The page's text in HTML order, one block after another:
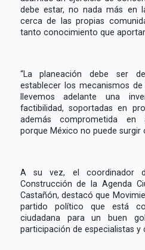
debe estar, no nada más en
cerca de las propias
tanto conocimiento que
“La planeación debe ser
establecer los mecanismos
llevemos adelante una
factibilidad, soportadas en
además comprometida en
porque México no puede surgir
A su vez, el coordinador
Construcción de la Agenda
Castañón, destacó que
partido político que está
ciudadana para un buen
participación de especialistas y